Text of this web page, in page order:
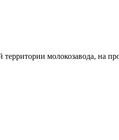
молокозавода, на